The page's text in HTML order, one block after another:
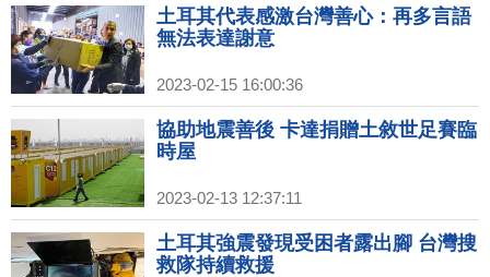
土耳其代表感激台灣善心：再多言語
無法表達謝意
2023-02-15 16:00:36
協助地震善後 卡達捐贈土敘世足賽臨
時屋
2023-02-13 12:37:11
土耳其強震發現受困者露出腳 台灣搜
救隊持續救援